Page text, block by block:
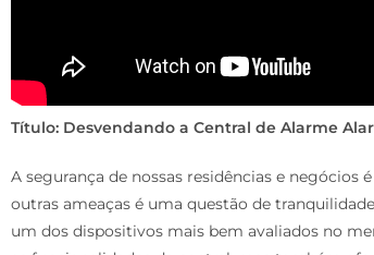
Título: Desvendando a Central de Alarme
A segurança de nossas residências e
outras ameaças é uma questão de
um dos dispositivos mais bem avaliados no